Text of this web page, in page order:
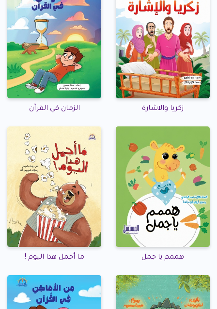
زكريا والاشارة الزمان في القرآن
هممم يا جمل ما أجمل هذا اليوم !